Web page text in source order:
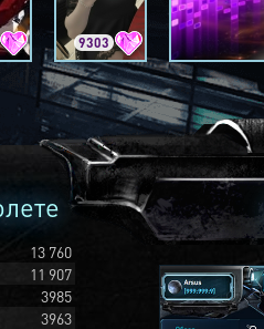
9303
13 760
11 907
3985
3963